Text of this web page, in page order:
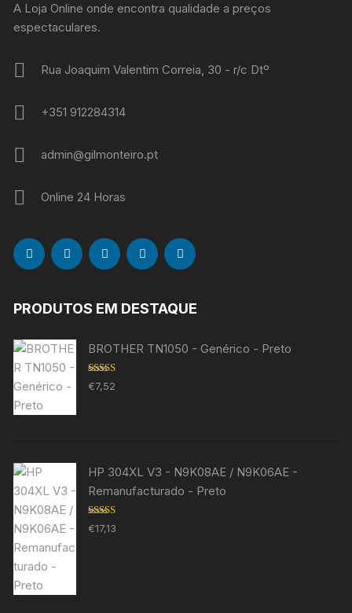
A Loja Online onde encontra qualidade a preços
espectaculares.
Rua Joaquim Valentim Correia, 30 - r/c Dtº
+351 912284314
admin@gilmonteiro.pt
Online 24 Horas
PRODUTOS EM DESTAQUE
BROTHER TN1050 - Genérico - Preto
Avaliação
5.00de 5
€7,52
HP 304XL V3 - N9K08AE / N9K06AE -
Remanufacturado - Preto
Avaliação
5.00 de 5
€17,13